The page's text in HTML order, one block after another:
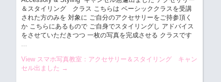
＆スタイリング クラス こちらは ベーシッククラスを受講
された方のみを 対象に ご自分のアクセサリーをご持参頂く
か こちらにあるもので ご自身でスタイリングし アドバイス
をさせていただきつつ 一枚の写真を完成させる クラスです
...
View スマホ写真教室：アクセサリー＆スタイリング キャン
セル出ました →